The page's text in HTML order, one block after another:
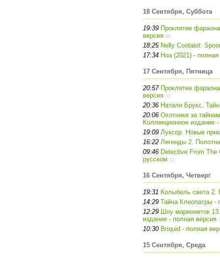
18 Сентября, Суббота
19:39 Проклятие
версия (0)
18:25 Nelly Cootalot:
17:34 Hoa (2021) -
17 Сентября, Пятница
20:57 Проклятие
версия (0)
20:36 Натали Брукс.
20:06 Охотники за
Коллекционное издание
19:09 Луксор. Новые
16:22 Легенды 2.
09:46 Detective From The
русском (0)
16 Сентября, Четверг
19:31 Колыбель света 2.
14:29 Тайна Клеопатры -
12:29 Шоу марионеток
издание - полная версия
10:30 Briquid - полная
15 Сентября, Среда